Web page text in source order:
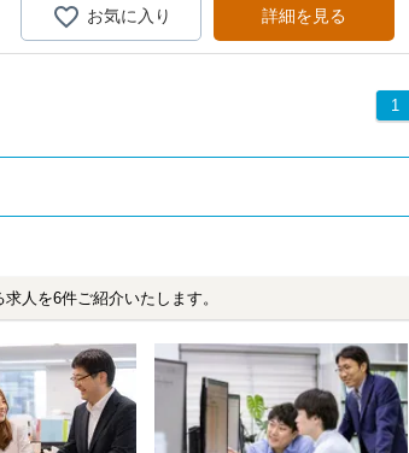
詳細を見る
お気に入り
1
人を6件ご紹介いたします。